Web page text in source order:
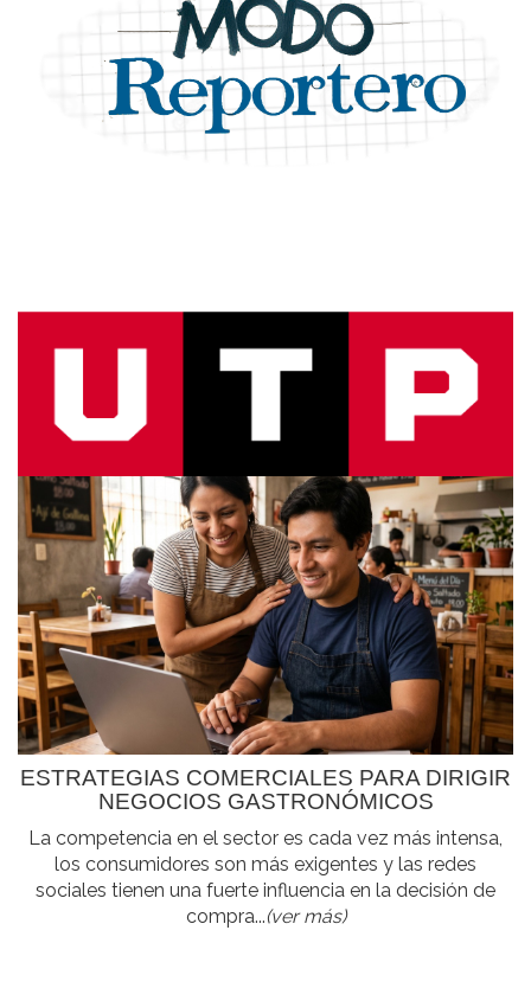
ESTRATEGIAS COMERCIALES PARA DIRIGIR
NEGOCIOS GASTRONÓMICOS
La competencia en el sector es cada vez más intensa,
los consumidores son más exigentes y las redes
sociales tienen una fuerte influencia en la decisión de
compra...(ver más)